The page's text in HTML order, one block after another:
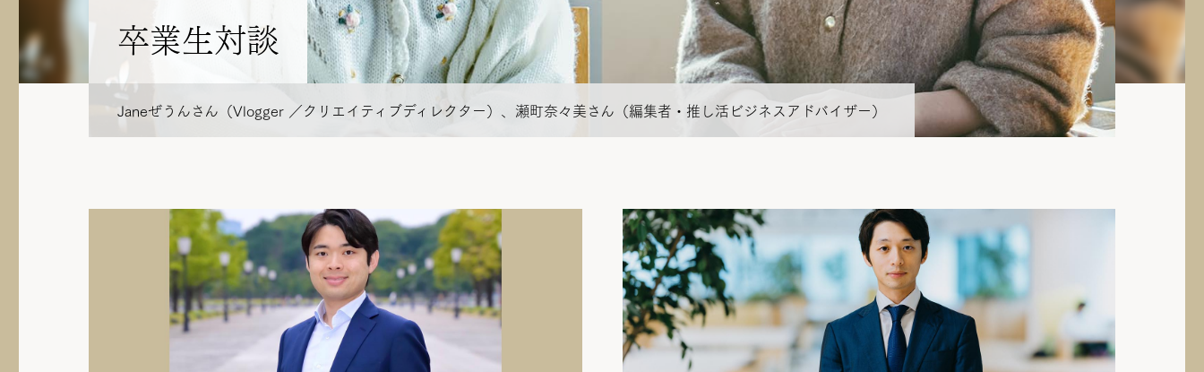
卒業生対談
Janeぜうんさん（Vlogger ／クリエイティブディレクター）、瀬町奈々美さん（編集者・推し活ビジネスアドバイザー）